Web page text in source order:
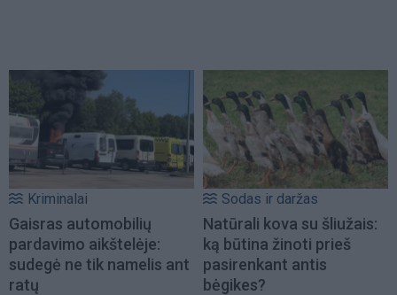
Kriminalai
Gaisras automobilių
pardavimo aikštelėje:
sudegė ne tik namelis ant
ratų
Sodas ir daržas
Natūrali kova su šliužais:
ką būtina žinoti prieš
pasirenkant antis
bėgikes?